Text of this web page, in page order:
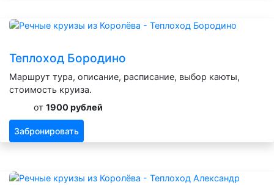
Теплоход Бородино
Маршрут тура, описание, расписание, выбор каюты,
стоимость круиза.
от 1900 рублей
Забронировать